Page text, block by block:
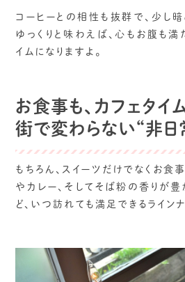
コーヒーとの相性も抜群で、少し
ゆっくりと味わえば、心もお腹も満
イムになりますよ。
お食事も、カフェタイ
街で変わらない“非日
もちろん、スイーツだけでなくお食
やカレー、そしてそば粉の香りが豊
ど、いつ訪れても満足できるライン